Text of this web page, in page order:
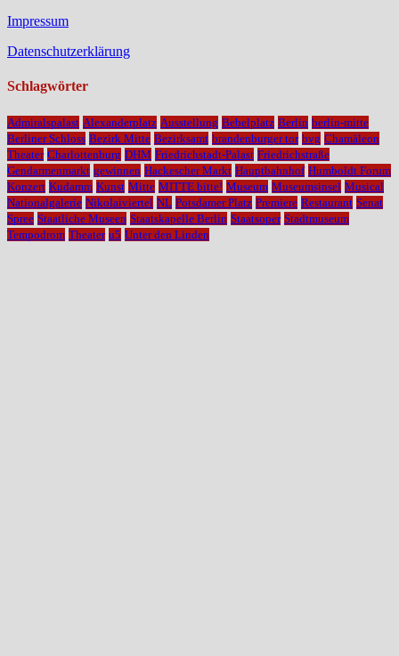
Impressum
Datenschutzerklärung
Schlagwörter
Admiralspalast Alexanderplatz Ausstellung Bebelplatz Berlin berlin-mitte
Berliner Schloss Bezirk Mitte Bezirksamt brandenburger tor bvg Chamäleon
Theater Charlottenburg DHM Friedrichstadt-Palast Friedrichstraße
Gendarmenmarkt gewinnen Hackescher Markt Hauptbahnhof Humboldt Forum
Konzert Kudamm Kunst Mitte MITTE bitte! Museum Museumsinsel Musical
Nationalgalerie Nikolaiviertel NL Potsdamer Platz Premiere Restaurant Senat
Spree Staatliche Museen Staatskapelle Berlin Staatsoper Stadtmuseum
Tempodrom Theater u5 Unter den Linden